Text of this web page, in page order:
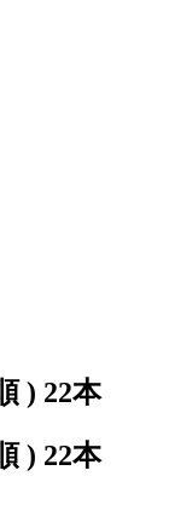
) 22本
) 22本